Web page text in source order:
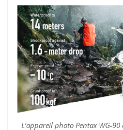
L’appareil photo Pentax WG-